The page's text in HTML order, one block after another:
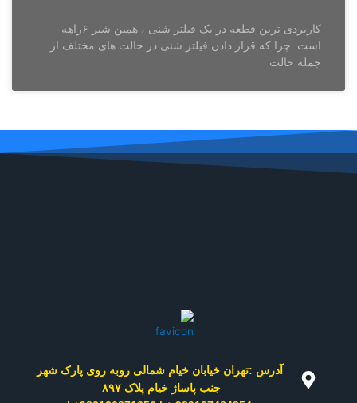
کاربردی ترین قطعه در یک فیلتر شنی ، همین شیر ۶راهه
است. چرا که قرار دادن فیلتر شنی در حالت های مختلف از
جمله حالت
آدرس :تهران خیابان خیام شمالی روبه روی پارک شهر
جنب پاساژ خیام پلاک ۸۹۷ ​